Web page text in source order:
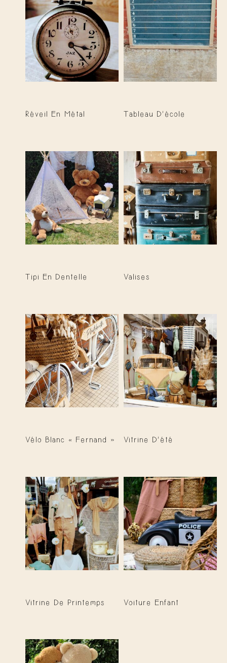
Réveil En Métal Tableau D’école
Tipi En Dentelle Valises
Vélo Blanc « Fernand » Vitrine D’été
Vitrine De Printemps Voiture Enfant